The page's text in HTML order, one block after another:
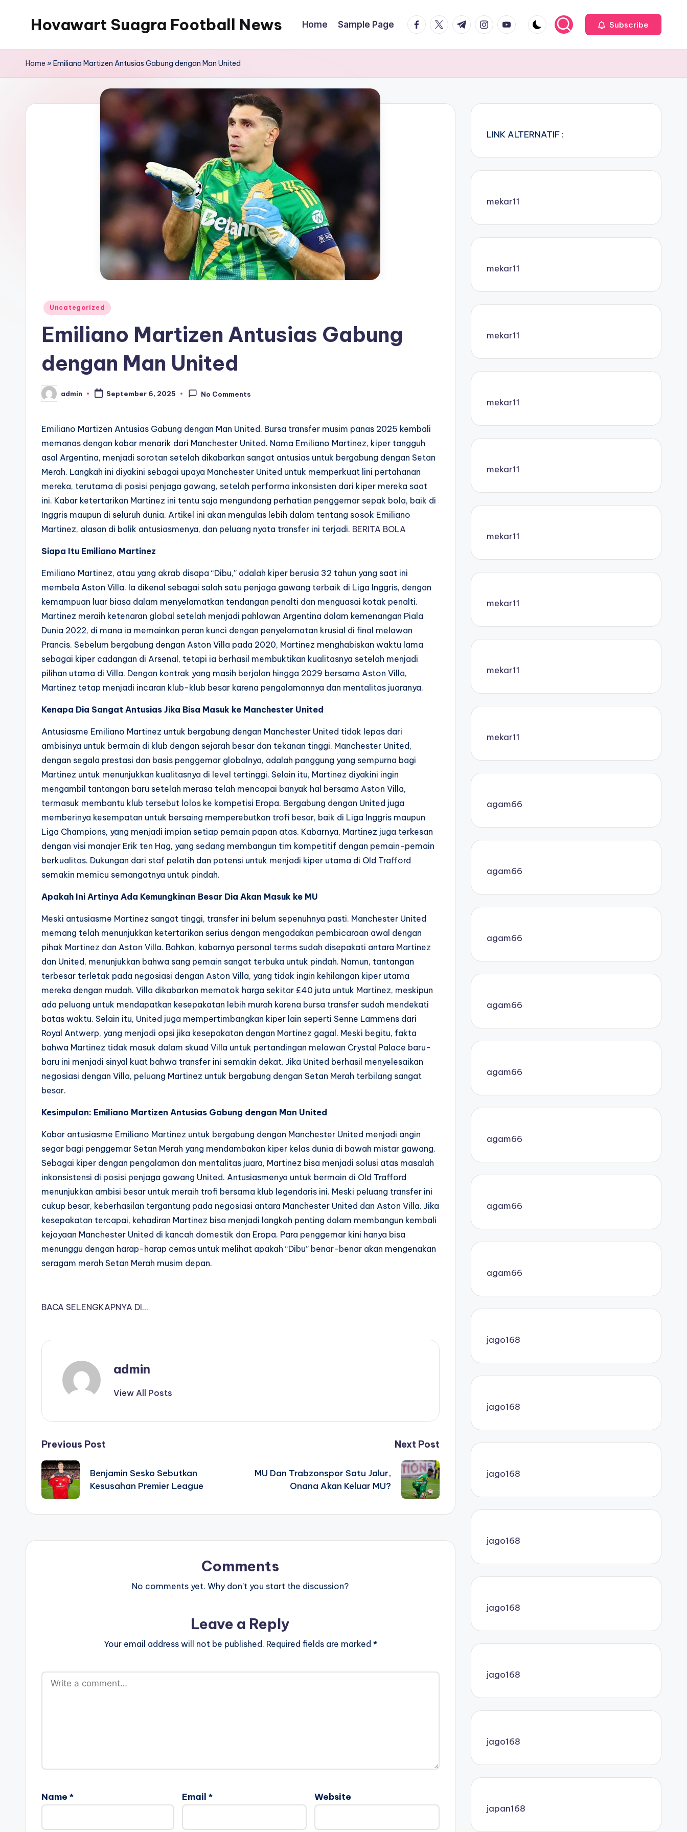
Hovawart Suagra Football News
Suagra
menyediakan
Home Sample Page facebook.com
twitter.com
t.me instagram.com
youtube.com Subscribe
Home »Emiliano Martizen Antusias Gabung dengan Man United
Posted
Uncategorized
Emiliano Martizen Antusias Gabung
dengan Man United
Posted
by
admin September 6, 2025 No Comments
Emiliano Martizen Antusias Gabung dengan Man United. Bursa transfer musim panas 2025 kembali
memanas dengan kabar menarik dari Manchester United. Nama Emiliano Martinez, kiper tangguh
asal Argentina, menjadi sorotan setelah dikabarkan sangat antusias untuk bergabung dengan Setan
Merah. Langkah ini diyakini sebagai upaya Manchester United untuk memperkuat lini pertahanan
mereka, terutama di posisi penjaga gawang, setelah performa inkonsisten dari kiper mereka saat
ini. Kabar ketertarikan Martinez ini tentu saja mengundang perhatian penggemar sepak bola, baik di
Inggris maupun di seluruh dunia. Artikel ini akan mengulas lebih dalam tentang sosok Emiliano
Martinez, alasan di balik antusiasmenya, dan peluang nyata transfer ini terjadi. BERITA BOLA
Siapa Itu Emiliano Martinez
Emiliano Martinez, atau yang akrab disapa “Dibu,” adalah kiper berusia 32 tahun yang saat ini
membela Aston Villa. Ia dikenal sebagai salah satu penjaga gawang terbaik di Liga Inggris, dengan
kemampuan luar biasa dalam menyelamatkan tendangan penalti dan menguasai kotak penalti.
Martinez meraih ketenaran global setelah menjadi pahlawan Argentina dalam kemenangan Piala
Dunia 2022, di mana ia memainkan peran kunci dengan penyelamatan krusial di final melawan
Prancis. Sebelum bergabung dengan Aston Villa pada 2020, Martinez menghabiskan waktu lama
sebagai kiper cadangan di Arsenal, tetapi ia berhasil membuktikan kualitasnya setelah menjadi
pilihan utama di Villa. Dengan kontrak yang masih berjalan hingga 2029 bersama Aston Villa,
Martinez tetap menjadi incaran klub-klub besar karena pengalamannya dan mentalitas juaranya.
Kenapa Dia Sangat Antusias Jika Bisa Masuk ke Manchester United
Antusiasme Emiliano Martinez untuk bergabung dengan Manchester United tidak lepas dari
ambisinya untuk bermain di klub dengan sejarah besar dan tekanan tinggi. Manchester United,
dengan segala prestasi dan basis penggemar globalnya, adalah panggung yang sempurna bagi
Martinez untuk menunjukkan kualitasnya di level tertinggi. Selain itu, Martinez diyakini ingin
mengambil tantangan baru setelah merasa telah mencapai banyak hal bersama Aston Villa,
termasuk membantu klub tersebut lolos ke kompetisi Eropa. Bergabung dengan United juga
memberinya kesempatan untuk bersaing memperebutkan trofi besar, baik di Liga Inggris maupun
Liga Champions, yang menjadi impian setiap pemain papan atas. Kabarnya, Martinez juga terkesan
dengan visi manajer Erik ten Hag, yang sedang membangun tim kompetitif dengan pemain-pemain
berkualitas. Dukungan dari staf pelatih dan potensi untuk menjadi kiper utama di Old Trafford
semakin memicu semangatnya untuk pindah.
Apakah Ini Artinya Ada Kemungkinan Besar Dia Akan Masuk ke MU
Meski antusiasme Martinez sangat tinggi, transfer ini belum sepenuhnya pasti. Manchester United
memang telah menunjukkan ketertarikan serius dengan mengadakan pembicaraan awal dengan
pihak Martinez dan Aston Villa. Bahkan, kabarnya personal terms sudah disepakati antara Martinez
dan United, menunjukkan bahwa sang pemain sangat terbuka untuk pindah. Namun, tantangan
terbesar terletak pada negosiasi dengan Aston Villa, yang tidak ingin kehilangan kiper utama
mereka dengan mudah. Villa dikabarkan mematok harga sekitar £40 juta untuk Martinez, meskipun
ada peluang untuk mendapatkan kesepakatan lebih murah karena bursa transfer sudah mendekati
batas waktu. Selain itu, United juga mempertimbangkan kiper lain seperti Senne Lammens dari
Royal Antwerp, yang menjadi opsi jika kesepakatan dengan Martinez gagal. Meski begitu, fakta
bahwa Martinez tidak masuk dalam skuad Villa untuk pertandingan melawan Crystal Palace baru-
baru ini menjadi sinyal kuat bahwa transfer ini semakin dekat. Jika United berhasil menyelesaikan
negosiasi dengan Villa, peluang Martinez untuk bergabung dengan Setan Merah terbilang sangat
besar.
Kesimpulan: Emiliano Martizen Antusias Gabung dengan Man United
Kabar antusiasme Emiliano Martinez untuk bergabung dengan Manchester United menjadi angin
segar bagi penggemar Setan Merah yang mendambakan kiper kelas dunia di bawah mistar gawang.
Sebagai kiper dengan pengalaman dan mentalitas juara, Martinez bisa menjadi solusi atas masalah
inkonsistensi di posisi penjaga gawang United. Antusiasmenya untuk bermain di Old Trafford
menunjukkan ambisi besar untuk meraih trofi bersama klub legendaris ini. Meski peluang transfer ini
cukup besar, keberhasilan tergantung pada negosiasi antara Manchester United dan Aston Villa. Jika
kesepakatan tercapai, kehadiran Martinez bisa menjadi langkah penting dalam membangun kembali
kejayaan Manchester United di kancah domestik dan Eropa. Para penggemar kini hanya bisa
menunggu dengan harap-harap cemas untuk melihat apakah “Dibu” benar-benar akan mengenakan
seragam merah Setan Merah musim depan.
BACA SELENGKAPNYA DI…
admin
View All Posts
Post
navigation
Previous Post
Benjamin Sesko Sebutkan
Kesusahan Premier League
Next Post
MU Dan Trabzonspor Satu Jalur,
Onana Akan Keluar MU?
Comments
No comments yet. Why don’t you start the discussion?
Leave a Reply
Your email address will not be published. Required fields are marked *
Name * Email * Website
LINK ALTERNATIF :
mekar11
mekar11
mekar11
mekar11
mekar11
mekar11
mekar11
mekar11
mekar11
agam66
agam66
agam66
agam66
agam66
agam66
agam66
agam66
jago168
jago168
jago168
jago168
jago168
jago168
jago168
japan168